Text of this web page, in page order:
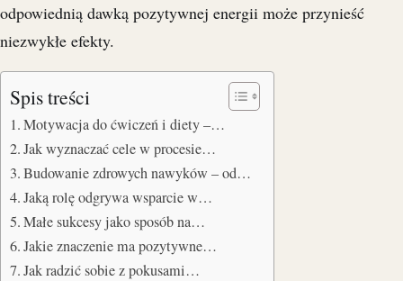
odpowiednią dawką pozytywnej energii może przynieść
niezwykłe efekty.
Spis treści
Motywacja do ćwiczeń i diety –…
Jak wyznaczać cele w procesie…
Budowanie zdrowych nawyków – od…
Jaką rolę odgrywa wsparcie w…
Małe sukcesy jako sposób na…
Jakie znaczenie ma pozytywne…
Jak radzić sobie z pokusami…